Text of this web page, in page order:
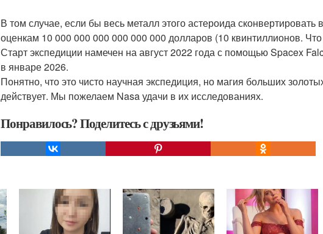
В том случае, если бы весь металл этого астероида
оценкам 10 000 000 000 000 000 000 долларов (10 квинтиллионов.
Старт экспедиции намечен на август 2022 года с помощью Spacex
в январе 2026.
Понятно, что это чисто научная экспедиция, но магия больших
действует. Мы пожелаем Nasa удачи в их исследованиях.
Понравилось? Поделитесь с друзьями!